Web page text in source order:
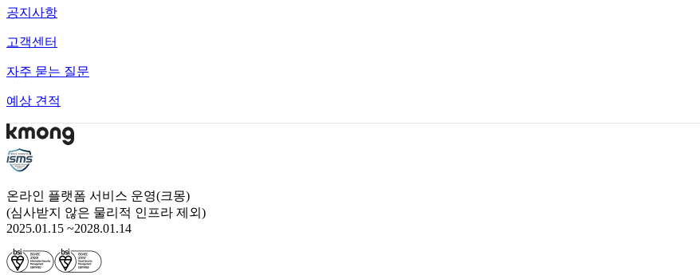
공지사항
고객센터
자주 묻는 질문
예상 견적
온라인 플랫폼 서비스 운영(크몽)
(심사받지 않은 물리적 인프라 제외)
2025.01.15 ~2028.01.14